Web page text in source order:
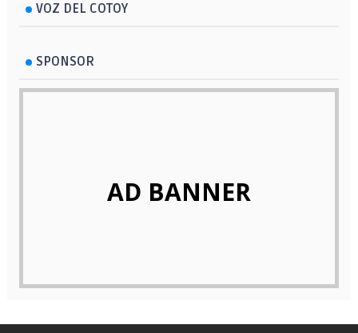
VOZ DEL COTOY
SPONSOR
AD BANNER